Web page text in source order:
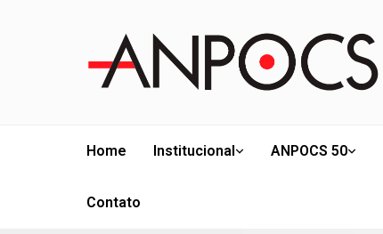
Home Institucional ANPOCS 50
Contato